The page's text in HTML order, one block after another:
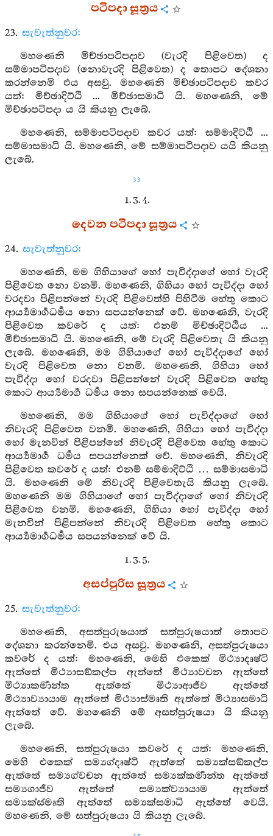
පටිපදා සූත්‍රය
23. සැවැත්නුවර:
මහණෙනි මිච්ඡාපටිපදාව (වැරදි පිළිවෙත) ද
සම්මාපටිපදාව (නොවැරදි පිළිවෙත) ද තොපට දේශනා
කරන්නෙමි එය අසවු. මහණෙනි මිච්ඡාපටිපදාව කවර
යත්: මිච්ඡාදිට්ඨි ... මිච්ඡාසමාධි යි. මහණෙනි, මේ
මිච්ඡාපටිපදා ය යි කියනු ලැබේ.
මහණෙනි, සම්මාපටිපදාව කවර යත්: සම්මාදිට්ඨි ...
සම්මාසමාධි යි. මහණෙනි, මේ සම්මාපටිපදාව යයි කියනු
ලැබේ.
33
1. 3. 4.
දෙවන පටිපදා සූත්‍රය
24. සැවැත්නුවර:
මහණෙනි, මම ගිහියාගේ හෝ පැවිද්දාගේ හෝ වැරදි
පිළිවෙත නො වනමි. මහණෙනි, ගිහියා හෝ පැවිද්දා හෝ
වරදවා පිළිපන්නේ වැරදි පිළිවෙත්හි පිහිටීම හේතු කොට
ආර්‍ය්‍යමාර්‍ගධර්‍මය නො සපයන්නෙක් වේ. මහණෙනි, වැරදි
පිළිවෙත කවරේ ද යත්: එනම් මිච්ඡාදිට්ඨිය ...
මිච්ඡාසමාධි යි. මහණෙනි, මේ වැරදි පිළිවෙතැ යි කියනු
ලැබේ. මහණෙනි, මම ගිහියාගේ හෝ පැවිද්දාගේ හෝ
වැරදි පිළිවෙත නො වනමි. මහණෙනි, ගිහියා හෝ
පැවිද්දා හෝ වරදවා පිළිපන්නේ වැරදි පිළිවෙත හේතු
කොට ආර්‍ය්‍යමාර්‍ග ධර්‍මය නො සපයන්නෙක් වෙයි.
මහණෙනි, මම ගිහියාගේ හෝ පැවිද්දාගේ හෝ
නිවැරදි පිළිවෙත වනමි. මහණෙනි, ගිහියා හෝ පැවිද්දා
හෝ මැනවින් පිළිපන්නේ නිවැරදි පිළිවෙත හේතු කොට
ආර්‍ය්‍යමාර්‍ග ධර්‍මය සපයන්නෙක් වේ. මහණෙනි, නිවැරදි
පිළිවෙත කවරේ ද යත්: එනම් සම්මාදිට්ඨි … සම්මාසමාධි
යි. මහණෙනි මේ නිවැරදි පිළිවෙතැයි කියනු ලැබේ.
මහණෙනි මම ගිහියාගේ හෝ පැවිද්දාගේ හෝ නිවැරදි
පිළිවෙත වනමි. මහණෙනි, ගිහියා හෝ පැවිද්දා හෝ
මැනවින් පිළිපන්නේ නිවැරදි පිළිවෙත හේතු කොට
ආර්‍ය්‍යමාර්‍ගධර්‍මය සපයන්නෙක් වේ යි.
1. 3. 5.
අසප්පුරිස සූත්‍රය
25. සැවැත්නුවර:
මහණෙනි, අසත්පුරුෂයාත් සත්පුරුෂයාත් තොපට
දේශනා කරන්නෙමි. එය අසවු. මහණෙනි, අසත්පුරුෂයා
කවරේ ද යත්: මහණෙනි, මෙහි එකෙක් මිථ්‍යාදෘෂ්ටි
ඇත්තේ මිථ්‍යාසඞ්කල්ප ඇත්තේ මිථ්‍යාවචන ඇත්තේ
මිථ්‍යාකර්‍මාන්ත ඇත්තේ මිථ්‍යාආජීව ඇත්තේ
මිථ්‍යාව්‍යායාම ඇත්තේ මිථ්‍යාස්මෘති ඇත්තේ මිථ්‍යාසමාධි
ඇත්තේ වේ. මහණෙනි මේ අසත්පුරුෂයා යි කියනු
ලැබේ.
මහණෙනි, සත්පුරුෂයා කවරේ ද යත්: මහණෙනි,
මෙහි එකෙක් සම්‍යග්දෘෂ්ටි ඇත්තේ සම්‍යක්සඞ්කල්ප
ඇත්තේ සම්‍යග්වචන ඇත්තේ සම්‍යක්කර්‍මාන්ත ඇත්තේ
සම්‍යගාජීව ඇත්තේ සම්‍යක්ව්‍යායාම ඇත්තේ
සම්‍යක්ස්මෘති ඇත්තේ සම්‍යක්සමාධි ඇත්තේ වෙයි.
මහණෙනි, මේ සත්පුරුෂයා යි කියනු ලැබේ.